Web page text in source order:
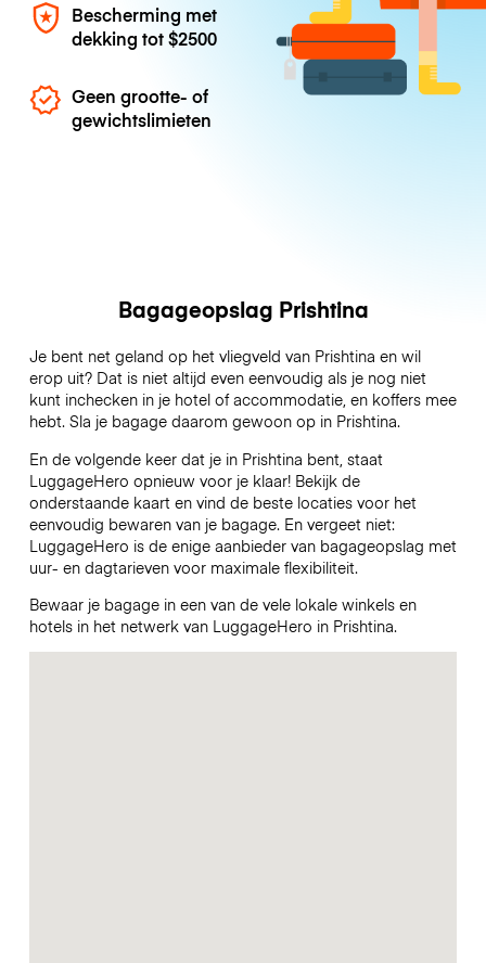
Bescherming met
dekking tot$2500
Geen grootte- of
gewichtslimieten
Bagageopslag Prishtina
Je bent net geland op het vliegveld van Prishtina en wil
erop uit? Dat is niet altijd even eenvoudig als je nog niet
kunt inchecken in je hotel of accommodatie, en koffers mee
hebt. Sla je bagage daarom gewoon op in Prishtina.
En de volgende keer dat je in Prishtina bent, staat
LuggageHero opnieuw voor je klaar! Bekijk de
onderstaande kaart en vind de beste locaties voor het
eenvoudig bewaren van je bagage. En vergeet niet:
LuggageHero is de enige aanbieder van bagageopslag met
uur- en dagtarieven voor maximale flexibiliteit.
Bewaar je bagage in een van de vele lokale winkels en
hotels in het netwerk van LuggageHero in Prishtina.